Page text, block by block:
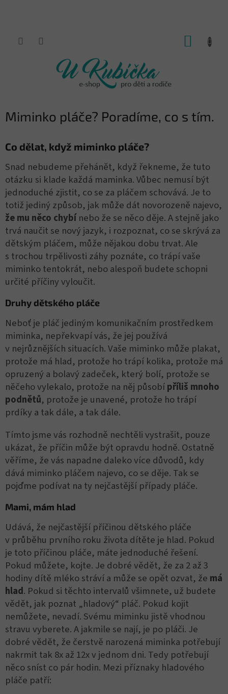
Miminko pláče? Poradíme, co s tím.
Co dělat, když miminko pláče?
Snad nebudeme přehánět, když řekneme, že tuto
otázku si klade každá maminka. Vůbec nemusí být
jednoduché zjistit, co se za pláčem schovává. Je to
totiž jediný způsob, jak může dát novorozeně najevo,
že mu něco chybínebo že se něco děje. A stejně jako
trvá naučit se nový jazyk, i rozpoznat, co se skrývá za
dětským pláčem, může nějakou dobu trvat. Ale
s trochou trpělivosti záhy poznáte, co trápí vaše
miminko tentokrát, nebo alespoň budete schopni
určité příčiny vyloučit.
Druhy dětského pláče
Neboť je pláč jediným komunikačním prostředkem
miminka, nepřekvapí vás, že jej používá
v nejrůznějších situacích. Vaše miminko může plakat,
protože má hlad, protože ho trápí kolika, protože má
opruzený a bolavý zadeček, který bolí, protože se
něčeho vylekalo, protože na něj působípříliš mnoho
podnětů, protože je unavené, protože ho trápí
prdíky a tak dále, a tak dále.
Tímto jsme vás rozhodně nechtěli vystrašit, pouze
ukázat, že příčin může být opravdu hodně. Ostatně
věříme, že vás napadne daleko více důvodů, kdy
dává miminko pláčem najevo, co se děje. Tak se
pojďme podívat na ty nejčastější případy pláče.
Mami, mám hlad
Udává, že nejčastější příčinou dětského pláče
v průběhu prvního roku života dítěte je hlad. Pokud
je toto příčinou pláče, máte jednoduché řešení.
Pokud můžete, kojte. Je dobré vědět, že za 2 až 3
hodiny dítě mléko stráví a může se opět ozvat, že má
hlad. Pokud si těchto intervalů všimnete, už budete
vědět, jak poznat „hladový“ pláč. Pokud kojit
nemůžete, nevadí. Svému miminku jistě vhodnou
stravu vyberete. A jakmile se nají, je po pláči. Je
dobré vědět, že čerstvě narozená miminka potřebují
nakrmit tak 8x až 12x v jednom dni. Tedy potřebují
něco sníst co pár hodin. Mezi příznaky hladového
pláče patří: